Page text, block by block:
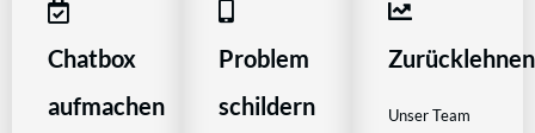
Chatbox
aufmachen
Problem
schildern
Zurücklehnen
Unser Team